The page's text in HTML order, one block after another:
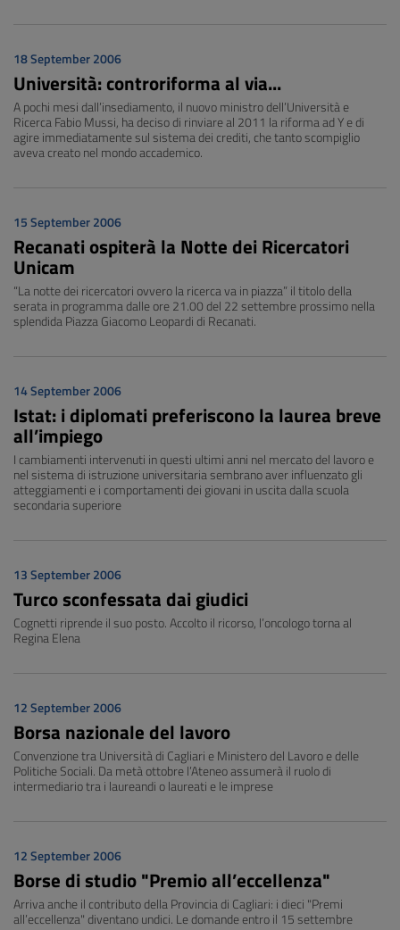
18 September 2006
Università: controriforma al via...
A pochi mesi dall’insediamento, il nuovo ministro dell’Università e
Ricerca Fabio Mussi, ha deciso di rinviare al 2011 la riforma ad Y e di
agire immediatamente sul sistema dei crediti, che tanto scompiglio
aveva creato nel mondo accademico.
15 September 2006
Recanati ospiterà la Notte dei Ricercatori
Unicam
“La notte dei ricercatori ovvero la ricerca va in piazza” il titolo della
serata in programma dalle ore 21.00 del 22 settembre prossimo nella
splendida Piazza Giacomo Leopardi di Recanati.
14 September 2006
Istat: i diplomati preferiscono la laurea breve
all’impiego
I cambiamenti intervenuti in questi ultimi anni nel mercato del lavoro e
nel sistema di istruzione universitaria sembrano aver influenzato gli
atteggiamenti e i comportamenti dei giovani in uscita dalla scuola
secondaria superiore
13 September 2006
Turco sconfessata dai giudici
Cognetti riprende il suo posto. Accolto il ricorso, l’oncologo torna al
Regina Elena
12 September 2006
Borsa nazionale del lavoro
Convenzione tra Università di Cagliari e Ministero del Lavoro e delle
Politiche Sociali. Da metà ottobre l’Ateneo assumerà il ruolo di
intermediario tra i laureandi o laureati e le imprese
12 September 2006
Borse di studio "Premio all’eccellenza"
Arriva anche il contributo della Provincia di Cagliari: i dieci "Premi
all’eccellenza" diventano undici. Le domande entro il 15 settembre